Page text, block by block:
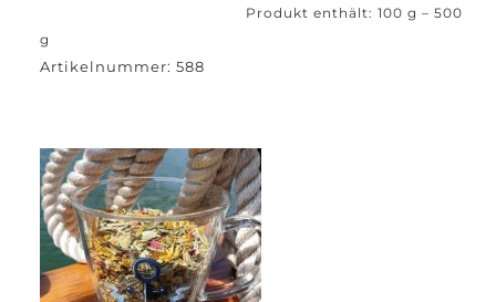
Produkt enthält: 100 g – 500
g
Artikelnummer: 588